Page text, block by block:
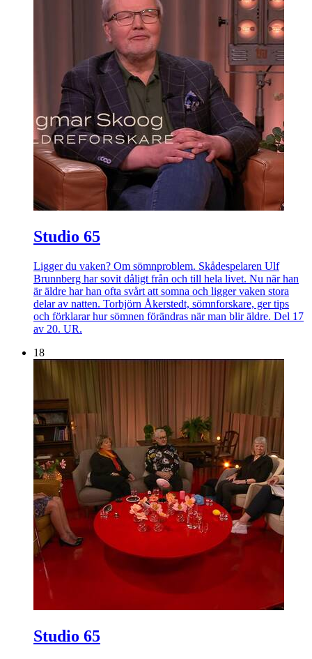
Studio 65
Ligger du vaken? Om sömnproblem. Skådespelaren Ulf
Brunnberg har sovit dåligt från och till hela livet. Nu när han
är äldre har han ofta svårt att somna och ligger vaken stora
delar av natten. Torbjörn Åkerstedt, sömnforskare, ger tips
och förklarar hur sömnen förändras när man blir äldre. Del 17
av 20. UR.
18
Studio 65